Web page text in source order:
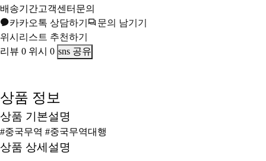
배송기간고객센터문의
카카오톡 상담하기
문의 남기기
위시리스트 추천하기
리뷰 0 위시 0 sns 공유
상품 정보
상품 기본설명
#중국무역 #중국무역대행
상품 상세설명